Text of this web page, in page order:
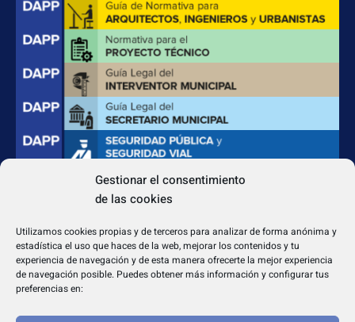
Gestionar el consentimiento
de las cookies
Utilizamos cookies propias y de terceros para analizar de forma anónima y
estadística el uso que haces de la web, mejorar los contenidos y tu
experiencia de navegación y de esta manera ofrecerte la mejor experiencia
de navegación posible. Puedes obtener más información y configurar tus
preferencias en:
dapp@dappeditorial.es